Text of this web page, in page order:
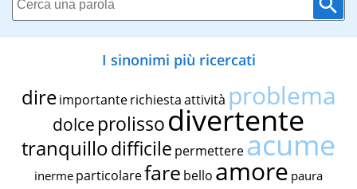
I sinonimi più ricercati
dire importante richiestaattività problema
dolce prolissodivertente
tranquillodifficile permettereacume
inerme particolarefare bello amore paura